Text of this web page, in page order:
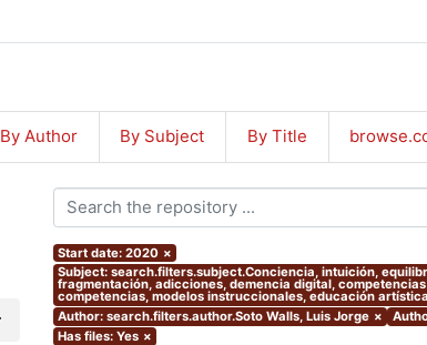
By Author By Subject By Title
Start date: 2020 ×
Subject: search.filters.subject.Conciencia, intuición,
fragmentación, adicciones, demencia digital,
competencias, modelos instruccionales, educación
Author: search.filters.author.Soto Walls, Luis Jorge ×
Has files: Yes ×